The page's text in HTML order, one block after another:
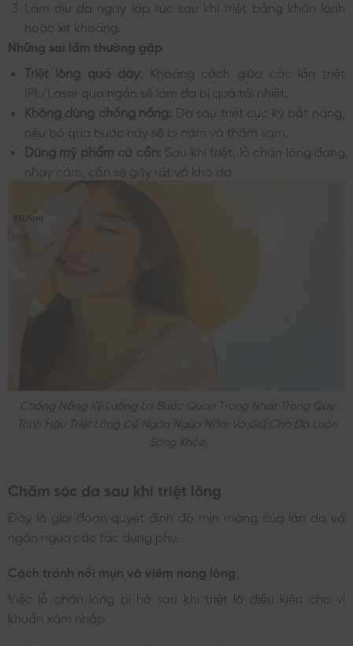
Làm dịu da ngay lập tức sau khi triệt bằng khăn lạnh
hoặc xịt khoáng.
Những sai lầm thường gặp
Triệt lông quá dày:
Khoảng cách giữa các lần triệt
IPL/Laser quá ngắn sẽ làm da bị quá tải nhiệt.
Không dùng chống nắng: Da sau triệt cực kỳ bắt nắng,
nếu bỏ qua bước này sẽ bị nám và thâm sạm.
Dùng mỹ phẩm có cồn: Sau khi triệt, lỗ chân lông đang
nhạy cảm, cồn sẽ gây rát và khô da.
Chống Nắng Kỹ Lưỡng Là Bước Quan Trọng Nhất Trong Quy
Trình Hậu Triệt Lông Để Ngăn Ngừa Nám Và Giữ Cho Da Luôn
Sáng Khỏe
Chăm sóc da sau khi triệt lông
Đây là giai đoạn quyết định độ mịn màng của làn da và
ngăn ngừa các tác dụng phụ.
Cách tránh nổi mụn và viêm nang lông
Việc lỗ chân lông bị hở sau khi triệt là điều kiện cho vi
khuẩn xâm nhập.